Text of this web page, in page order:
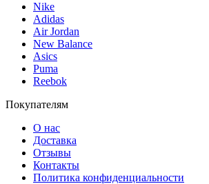
Nike
Adidas
Air Jordan
New Balance
Asics
Puma
Reebok
Покупателям
О нас
Доставка
Отзывы
Контакты
Политика конфиденциальности